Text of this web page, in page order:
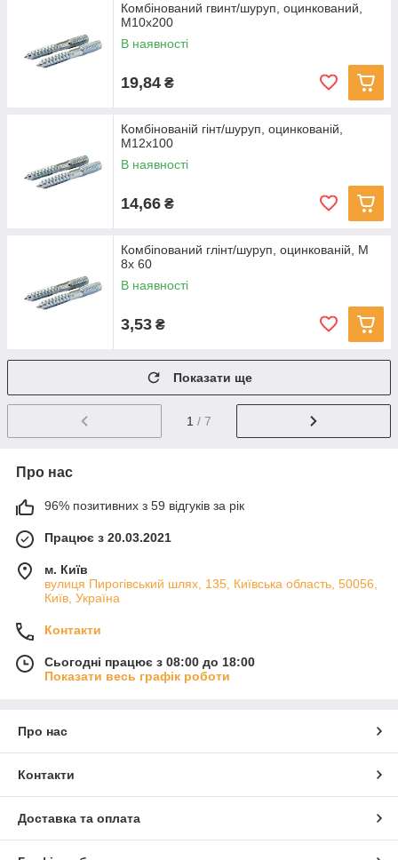
Комбiнований гвинт/шуруп, оцинкований,
M10x200
В наявності
19,84 ₴
Комбінованій гінт/шуруп, оцинкованій,
M12x100
В наявності
14,66 ₴
Комбinований глінт/шуруп, оцинкованій, M
8x 60
В наявності
3,53 ₴
Показати ще
1 / 7
Про нас
96% позитивних з 59 відгуків за рік
Працює з 20.03.2021
м. Київ
вулиця Пирогівський шлях, 135, Київська область, 50056,
Київ, Україна
Контакти
Сьогодні працює з 08:00 до 18:00
Показати весь графік роботи
Про нас
Контакти
Доставка та оплата